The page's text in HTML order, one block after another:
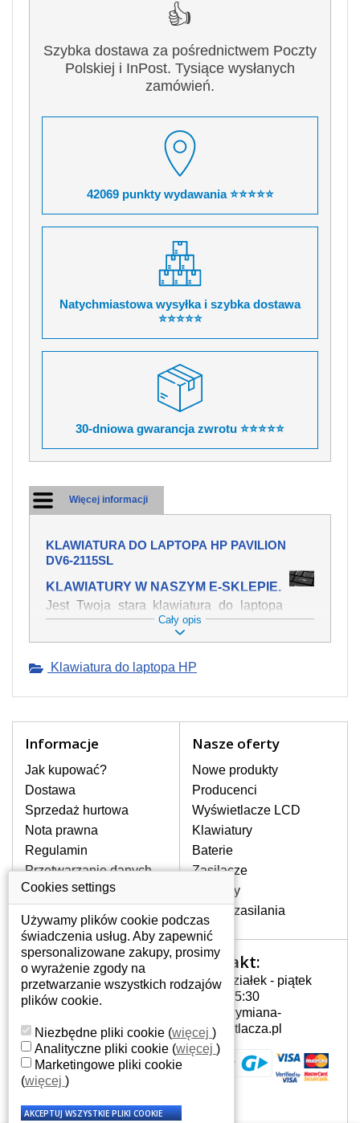
👍
Szybka dostawa za pośrednictwem Poczty
Polskiej i InPost. Tysiące wysłanych
zamówień.
42069 punkty wydawania ⭐⭐⭐⭐⭐
Natychmiastowa wysyłka i szybka dostawa
⭐⭐⭐⭐⭐
30-dniowa gwarancja zwrotu ⭐⭐⭐⭐⭐
Więcej informacji
KLAWIATURA DO LAPTOPA HP PAVILION
DV6-2115SL
KLAWIATURY W NASZYM E-SKLEPIE.
Jest Twoja stara klawiatura do laptopa
HP Pavilion dv6-2115sl mechanicznie
uszkodzona, polałeś ją płynem, który
swojej pozycji? Kup nową klawiaturę,
Oferujemy oryginalne klawiatury w
stronie internetowej ją znajdziesz za
pomocy wyszukiwarki. Wystarczy znać
model laptopa. Przy każdej klawiaturze
nie może brakować szczególowe zdjęcie
do aktualnego stanu naszego magazynu.
W JAKI SPOSÓB MOŻE SIĘ
PRZEJAWIAĆ USTERKA
Częstymi objawami są pomijanie liter
czy wyświetlanie innych liter oraz
dublowanie tych samych znaków. W
przypadku podlicia klawisze nie
powrócą do pierwotnej pozycji. Albo
też uszkodzenie mechaniczne, np.
JAK TO DZIAŁA?
Klawiatura składa się z kilku
warstw folii, z których przewodzą
przewodzące warstwy.
Cały opis
Klawiatura do laptopa HP
Informacje
Jak kupować?
Dostawa
Sprzedaż hurtowa
Nota prawna
Regulamin
Przetwarzanie danych
osobowych
Gdzie nas znajdziesz
Nasze oferty
Nowe produkty
Producenci
Wyświetlacze LCD
Klawiatury
Baterie
Zasilacze
Zawiasy
Złącza zasilania
Twoje konto
Twoje konto
Dane osobowe
Adresy
Historia zamówień
Kontakt:
Poniedziałek - piątek
7:00 - 15:30
info@wymiana-
wyswietlacza.pl
Cookies settings
Używamy plików cookie podczas
świadczenia usług. Aby zapewnić
spersonalizowane zakupy, prosimy
o wyrażenie zgody na
przetwarzanie wszystkich rodzajów
plików cookie.
Niezbędne pliki cookie (więcej )
Analityczne pliki cookie (więcej )
Marketingowe pliki cookie
(więcej )